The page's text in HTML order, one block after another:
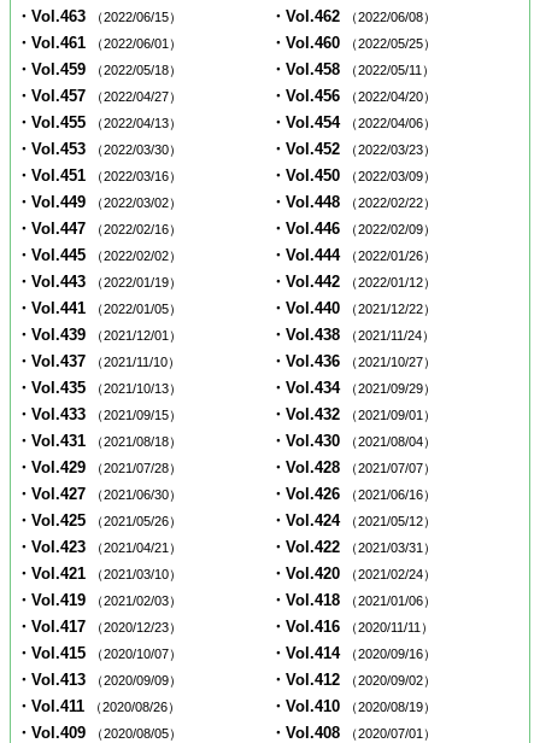
・Vol.463 （2022/06/15） ・Vol.462 （2022/06/08）
・Vol.461 （2022/06/01） ・Vol.460 （2022/05/25）
・Vol.459 （2022/05/18） ・Vol.458 （2022/05/11）
・Vol.457 （2022/04/27） ・Vol.456 （2022/04/20）
・Vol.455 （2022/04/13） ・Vol.454 （2022/04/06）
・Vol.453 （2022/03/30） ・Vol.452 （2022/03/23）
・Vol.451 （2022/03/16） ・Vol.450 （2022/03/09）
・Vol.449 （2022/03/02） ・Vol.448 （2022/02/22）
・Vol.447 （2022/02/16） ・Vol.446 （2022/02/09）
・Vol.445 （2022/02/02） ・Vol.444 （2022/01/26）
・Vol.443 （2022/01/19） ・Vol.442 （2022/01/12）
・Vol.441 （2022/01/05） ・Vol.440 （2021/12/22）
・Vol.439 （2021/12/01） ・Vol.438 （2021/11/24）
・Vol.437 （2021/11/10） ・Vol.436 （2021/10/27）
・Vol.435 （2021/10/13） ・Vol.434 （2021/09/29）
・Vol.433 （2021/09/15） ・Vol.432 （2021/09/01）
・Vol.431 （2021/08/18） ・Vol.430 （2021/08/04）
・Vol.429 （2021/07/28） ・Vol.428 （2021/07/07）
・Vol.427 （2021/06/30） ・Vol.426 （2021/06/16）
・Vol.425 （2021/05/26） ・Vol.424 （2021/05/12）
・Vol.423 （2021/04/21） ・Vol.422 （2021/03/31）
・Vol.421 （2021/03/10） ・Vol.420 （2021/02/24）
・Vol.419 （2021/02/03） ・Vol.418 （2021/01/06）
・Vol.417 （2020/12/23） ・Vol.416 （2020/11/11）
・Vol.415 （2020/10/07） ・Vol.414 （2020/09/16）
・Vol.413 （2020/09/09） ・Vol.412 （2020/09/02）
・Vol.411 （2020/08/26） ・Vol.410 （2020/08/19）
・Vol.409 （2020/08/05） ・Vol.408 （2020/07/01）